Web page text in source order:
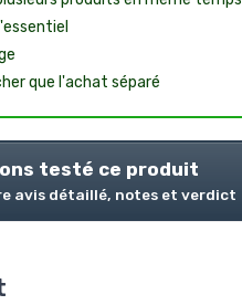
que l'achat séparé
testé ce produit
avis détaillé, notes et verdict